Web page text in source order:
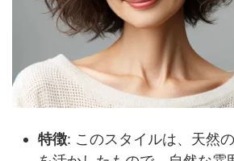
特徴: このスタイルは、天然